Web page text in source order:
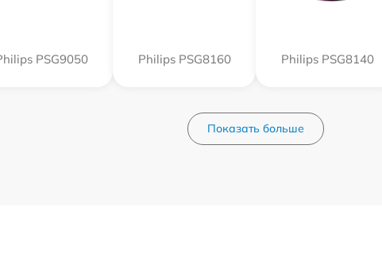
PSG9050 Philips PSG8160 Philips PSG8140
Показать больше